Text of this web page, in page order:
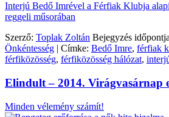
Interjú Bedő Imrével a Férfiak Klubja
reggeli műsorában
Szerző: Toplak Zoltán Bejegyzés
Önkéntesség | Címke: Bedő Imre, férfiak
férfiközösség, férfiközösség hálózat,
Elindult – 2014. Virágvasárnap
Minden vélemény számít!